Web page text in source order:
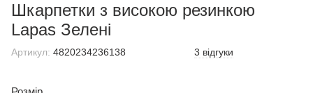
Шкарпетки з високою резинкою
Lapas Зелені
Артикул: 4820234236138 3 відгуки